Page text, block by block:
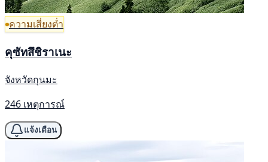
ความเสี่ยงต่ำ
คุซัทสึชิราเนะ
จังหวัดกุนมะ
246 เหตุการณ์
แจ้งเตือน